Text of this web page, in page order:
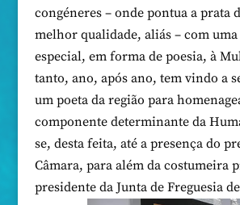
congéneres – onde pontua a prata
melhor qualidade, aliás – com uma
especial, em forma de poesia, à
tanto, ano, após ano, tem vindo a
um poeta da região para
componente determinante da
se, desta feita, até a presença do
Câmara, para além da costumeira
presidente da Junta de Freguesia